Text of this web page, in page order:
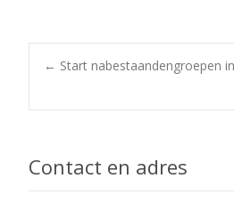
Post
← Start nabestaandengroepen
Contact en adres